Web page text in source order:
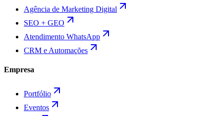
Agência de Marketing Digital
SEO + GEO
Atendimento WhatsApp
CRM e Automações
Empresa
Portfólio
Eventos